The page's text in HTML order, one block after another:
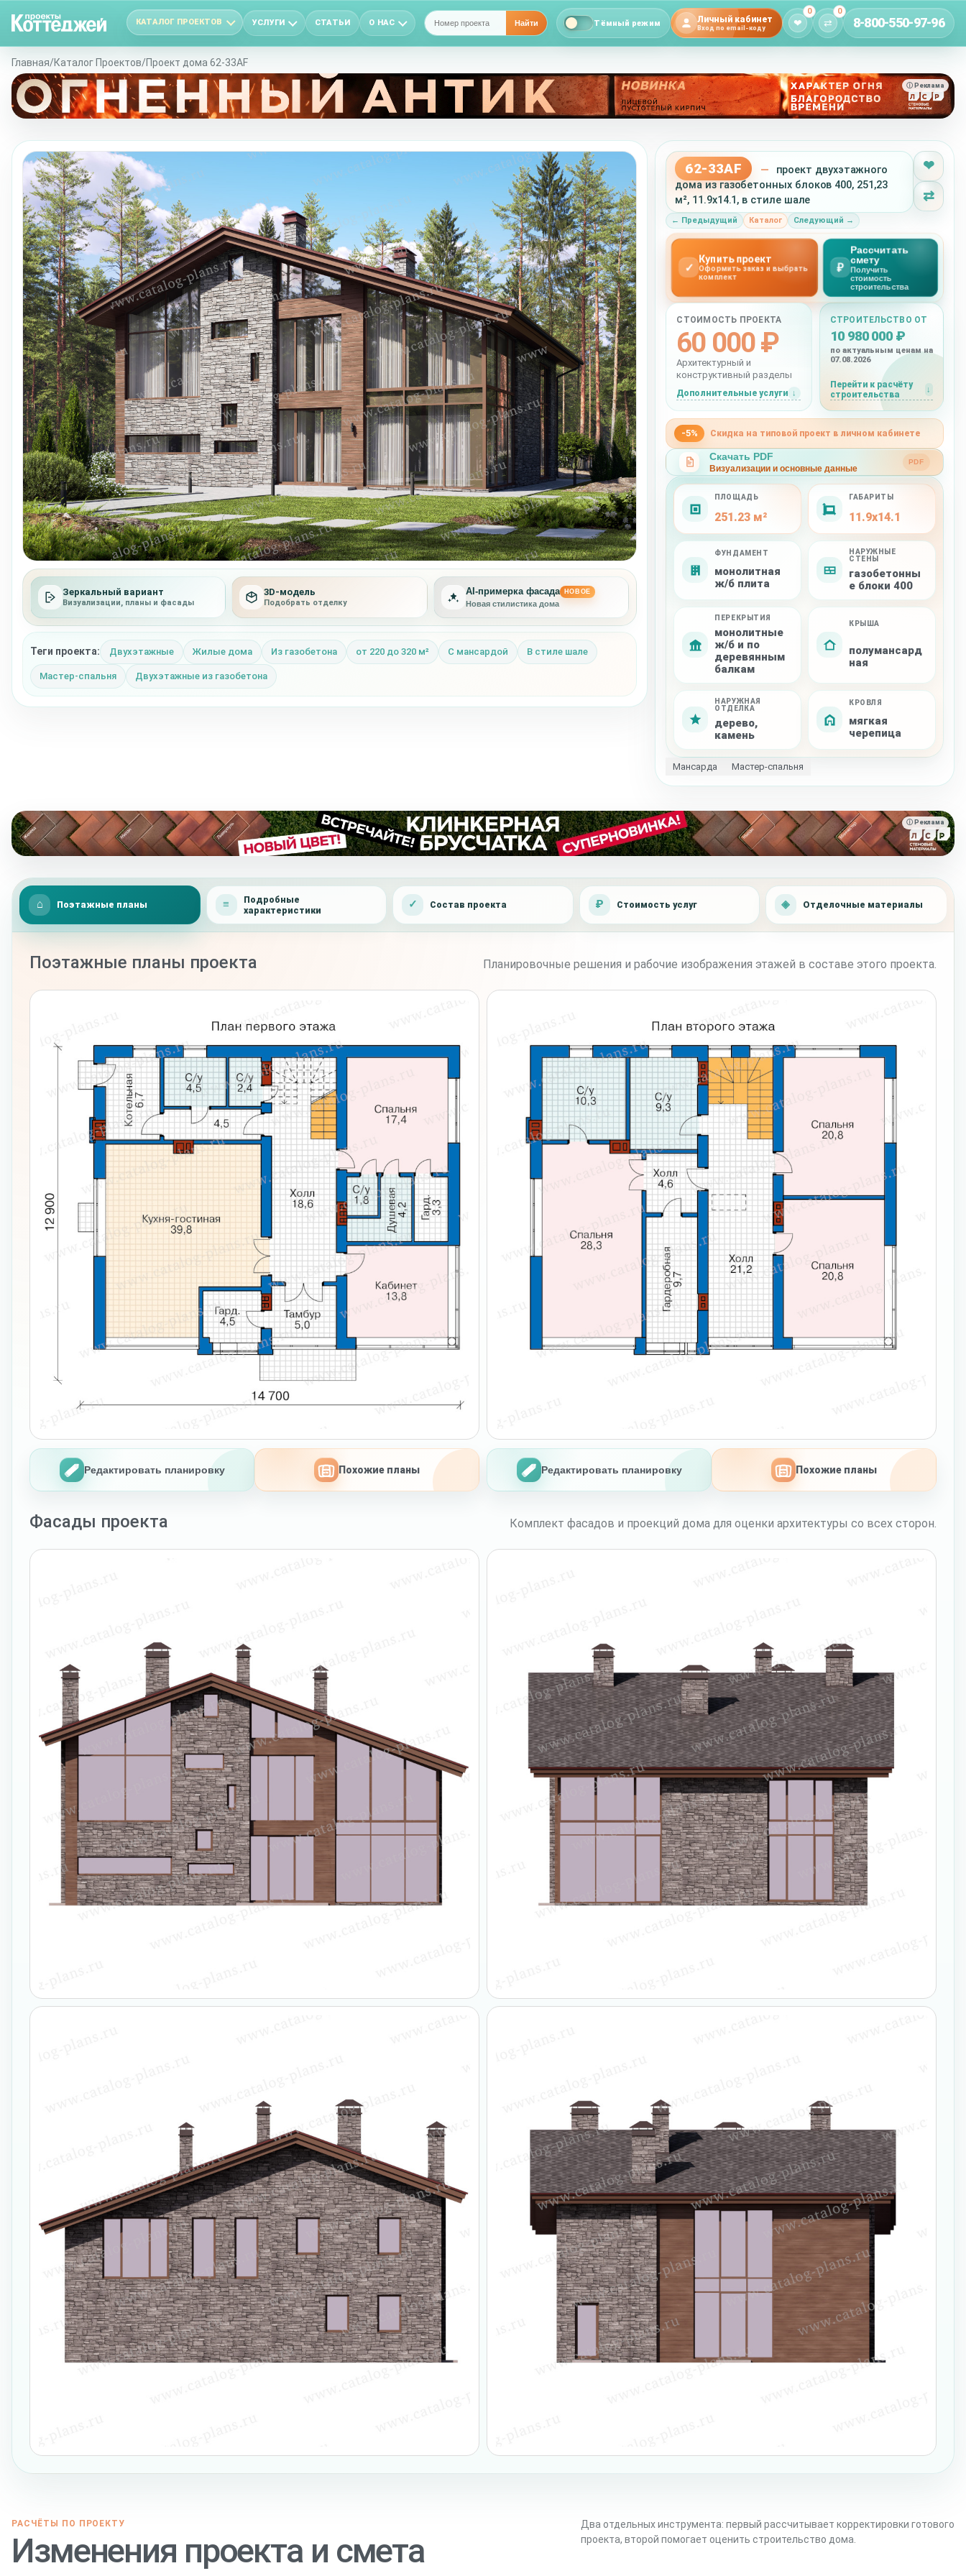
КАТАЛОГ ПРОЕКТОВ УСЛУГИ СТАТЬИ О НАС Найти Тёмный режим Личный кабинет
Вход по email-коду ❤
0
⇄
0
8-800-550-97-96
Главная/Каталог Проектов/Проект дома 62-33AF
ⓘ Реклама
Зеркальный вариант
Визуализации, планы и фасады
3D-модель
Подобрать отделку
AI-примерка фасада НОВОЕ
Другая отделка фасада
Теги проекта: Двухэтажные Жилые дома Из газобетона от 220 до 320 м² С мансардой В стиле шале
Мастер-спальня Двухэтажные из газобетона
62-33AF —
проект двухэтажного
дома из газобетонных блоков 400, 251,23
м², 11.9x14.1, в стиле шале
← Предыдущий Каталог Следующий →
❤
⇄
ПЛОЩАДЬ
251.23 м²
ГАБАРИТЫ
11.9x14.1
ФУНДАМЕНТ
монолитная
ж/б плита
НАРУЖНЫЕ
СТЕНЫ
газобетонны
е блоки 400
ПЕРЕКРЫТИЯ
монолитные
ж/б и по
деревянным
балкам
КРЫША
полумансард
ная
НАРУЖНАЯ
ОТДЕЛКА
дерево,
камень
КРОВЛЯ
мягкая
черепица
Мансарда Мастер-спальня
СТОИМОСТЬ ПРОЕКТА
60 000 ₽
Архитектурный и
конструктивный разделы
Дополнительные услуги
СТРОИТЕЛЬСТВО ОТ
10 980 000 ₽
по актуальным ценам на
07.08.2026
Перейти к расчёту
строительства
-5% Скидка на типовой проект в личном кабинете
✓
Купить проект
Оформить заказ и выбрать
комплект
₽
Рассчитать
смету
Получить
стоимость
строительства
Скачать PDF
Визуализации и основные данные
PDF
ⓘ Реклама
Поэтажные планы
Подробные
характеристики
Состав проекта Стоимость услуг Отделочные материалы
Поэтажные планы проекта Планировочные решения и рабочие изображения этажей в составе этого проекта.
Редактировать планировку Похожие планы Редактировать планировку Похожие планы
Фасады проекта Комплект фасадов и проекций дома для оценки архитектуры со всех сторон.
РАСЧЁТЫ ПО ПРОЕКТУ
Изменения проекта и смета
Два отдельных инструмента: первый рассчитывает корректировки готового
проекта, второй помогает оценить строительство дома.